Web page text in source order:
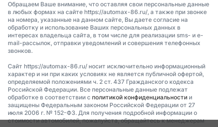
Обращаем Ваше внимание, что оставляя свои персональные данные
в любых формах на сайте https://automax-86.ru/, а также при звонке
на номера, указанные на данном сайте, Вы даете согласие на
обработку и использование Ваших персональных данных в
интересах владельца сайта, в том числе для реализации sms- и e-
mail-рассылок, отправки уведомлений и совершения телефонных
звонков.
Сайт https://automax-86.ru/ носит исключительно информационный
характер и ни при каких условиях не является публичной офертой,
определяемой положениями ч. 2 ст. 437 Гражданского кодекса
Российской Федерации. Все персональные данные подлежат
обработке в соответствии с политикой конфиденциальности и
защищены Федеральным законом Российской Федерации от 27
июля 2006 г. № 152-ФЗ. Для получения подробной информации о
стоимости автомобилей, пожалуйста, обращайтесь к менеджерам